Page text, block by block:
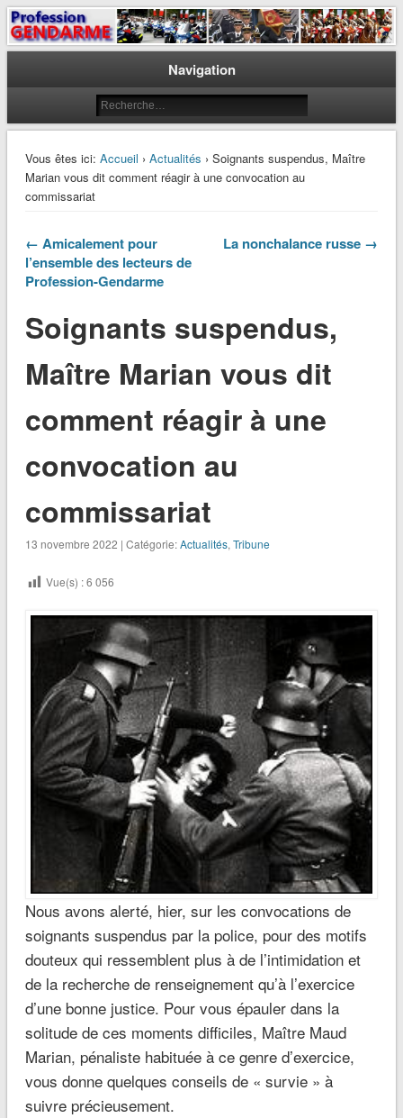
Profession Gendarme
Le journal des gendarmes
Navigation
Vous êtes ici: Accueil › Actualités › Soignants suspendus, Maître
Marian vous dit comment réagir à une convocation au
commissariat
← Amicalement pour
l’ensemble des lecteurs de
Profession-Gendarme
La nonchalance russe →
Soignants suspendus,
Maître Marian vous dit
comment réagir à une
convocation au
commissariat
13 novembre 2022 | Catégorie:Actualités, Tribune
Vue(s) :6 056
Nous avons alerté, hier, sur les convocations de
soignants suspendus par la police, pour des motifs
douteux qui ressemblent plus à de l’intimidation et
de la recherche de renseignement qu’à l’exercice
d’une bonne justice. Pour vous épauler dans la
solitude de ces moments difficiles, Maître Maud
Marian, pénaliste habituée à ce genre d’exercice,
vous donne quelques conseils de « survie » à
suivre précieusement.